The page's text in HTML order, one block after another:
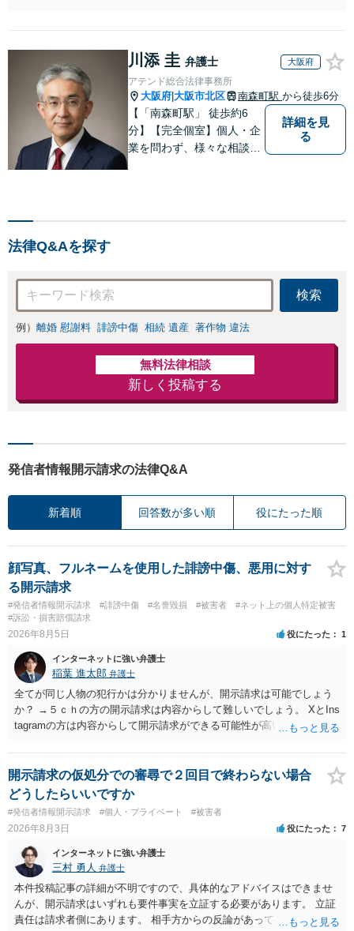
負担を軽減「弁護
士の交渉で慰謝料
金額アップ／減額
交渉も対応可」
【完全個室対応】
報開示請求をおこ
お店の風評被害対
策／売り上げ低下
防止のために尽
力」加害者側の対
応可：開示請求の
意見照会が来たと
きの対処法、被害
川添 圭 弁護士 大阪府
アテンド総合法律事務所
大阪府 大阪市北区 南森町駅 から徒歩6分
【「南森町駅」 徒歩約6
分】【完全個室】個人・企
業を問わず、様々な相談を
詳細を見
る
法律Q&Aを探す
検索
例） 離婚 慰謝料 誹謗中傷 相続 遺産 著作物 違法
無料法律相談
新しく投稿する
発信者情報開示請求の法律Q&A
新着順 回答数が多い順 役にたった順
顔写真、フルネームを使用した誹謗中傷、悪用に対す
る開示請求
#発信者情報開示請求 #誹謗中傷 #名誉毀損 #被害者
#ネット上の個人特定被害
#訴訟・損害賠償請求
2026年8月5日 役にたった 1
インターネットに強い弁護士
稲葉 進太郎 弁護士
全てが同じ人物の犯行かは分かりませんが、開示請求は可能でしょう
か？ →５ｃｈの方の開示請求は内容からして難しいでしょう。 XとIns
tagramの方は内容からして開示請求ができる可能性が高いでしょう。
いでしょう。７月中にアカウントが削除されている場合、今から進め
ても失敗する可能性が高いように思われます。 相手を特定できた場
合、相手に全ての弁護士費用を負担させることは可能でしょうか？ →
訴訟外の交渉で相手方が認めれば負担させることができるでしょう。
訴訟で判決となった場合は、実際の弁護士費用が認められる場合と認
められない場合があり何ともいえないところでしょう。
開示請求の仮処分での審尋で２回目で終わらない場合
どうしたらいいですか
#発信者情報開示請求 #個人・プライベート #被害者
2026年8月3日 役にたった 7
インターネットに強い弁護士
三村 勇人 弁護士
本件投稿記事の詳細が不明ですので、具体的なアドバイスはできませ
んが、開示請求はいずれも要件事実を立証する必要があります。 立証
責任は請求者側にあります。 相手方からの反論があっても、裁判官が